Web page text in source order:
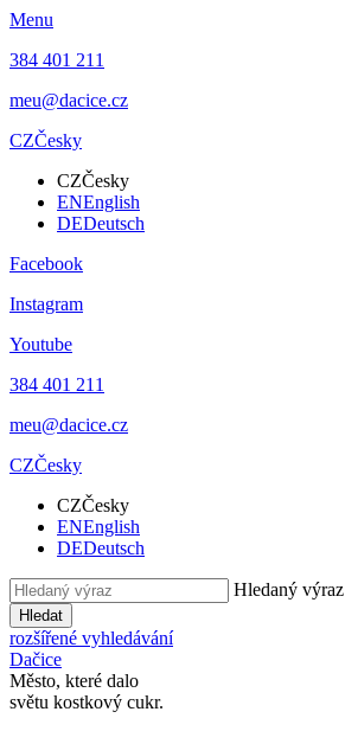
Menu
384 401 211
meu@dacice.cz
CZČesky
CZČesky
ENEnglish
DEDeutsch
Facebook
Instagram
Youtube
384 401 211
meu@dacice.cz
CZČesky
CZČesky
ENEnglish
DEDeutsch
Hledaný výraz
Hledat
rozšířené vyhledávání
Dačice
Město, které dalo
světu kostkový cukr.